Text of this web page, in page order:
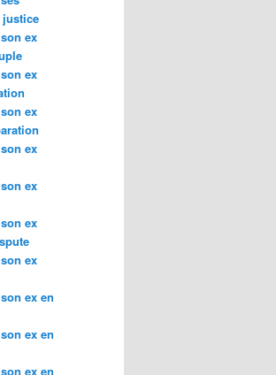
justice
ex
ex
ex
ex
ex
ex
ex
ex en
ex en
ex en